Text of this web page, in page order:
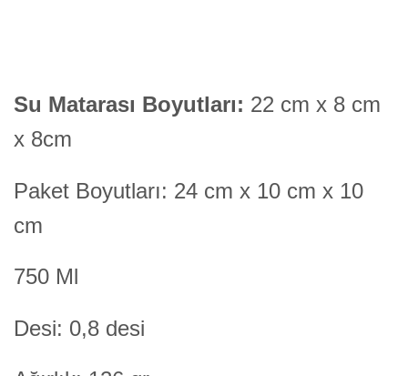
Su Matarası Boyutları: 22 cm x 8 cm
x 8cm
Paket Boyutları: 24 cm x 10 cm x 10
cm
750 Ml
Desi: 0,8 desi